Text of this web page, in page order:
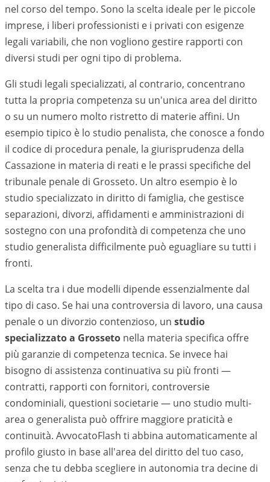
nel corso del tempo. Sono la scelta ideale per le piccole
imprese, i liberi professionisti e i privati con esigenze
legali variabili, che non vogliono gestire rapporti con
diversi studi per ogni tipo di problema.
Gli studi legali specializzati, al contrario, concentrano
tutta la propria competenza su un'unica area del diritto
o su un numero molto ristretto di materie affini. Un
esempio tipico è lo studio penalista, che conosce a fondo
il codice di procedura penale, la giurisprudenza della
Cassazione in materia di reati e le prassi specifiche del
tribunale penale di Grosseto. Un altro esempio è lo
studio specializzato in diritto di famiglia, che gestisce
separazioni, divorzi, affidamenti e amministrazioni di
sostegno con una profondità di competenza che uno
studio generalista difficilmente può eguagliare su tutti i
fronti.
La scelta tra i due modelli dipende essenzialmente dal
tipo di caso. Se hai una controversia di lavoro, una causa
penale o un divorzio contenzioso, un studio
specializzato a Grosseto nella materia specifica offre
più garanzie di competenza tecnica. Se invece hai
bisogno di assistenza continuativa su più fronti —
contratti, rapporti con fornitori, controversie
condominiali, questioni societarie — uno studio multi-
area o generalista può offrire maggiore praticità e
continuità. AvvocatoFlash ti abbina automaticamente al
profilo giusto in base all'area del diritto del tuo caso,
senza che tu debba scegliere in autonomia tra decine di